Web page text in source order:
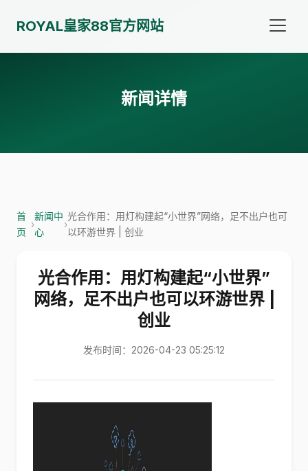
ROYAL皇家88官方网站
新闻详情
首
页
›
新闻中
心
›
光合作用：用灯构建起“小世界”网络，足不出户也可
以环游世界 | 创业
光合作用：用灯构建起“小世界”
网络，足不出户也可以环游世界 |
创业
发布时间：2026-04-23 05:25:12